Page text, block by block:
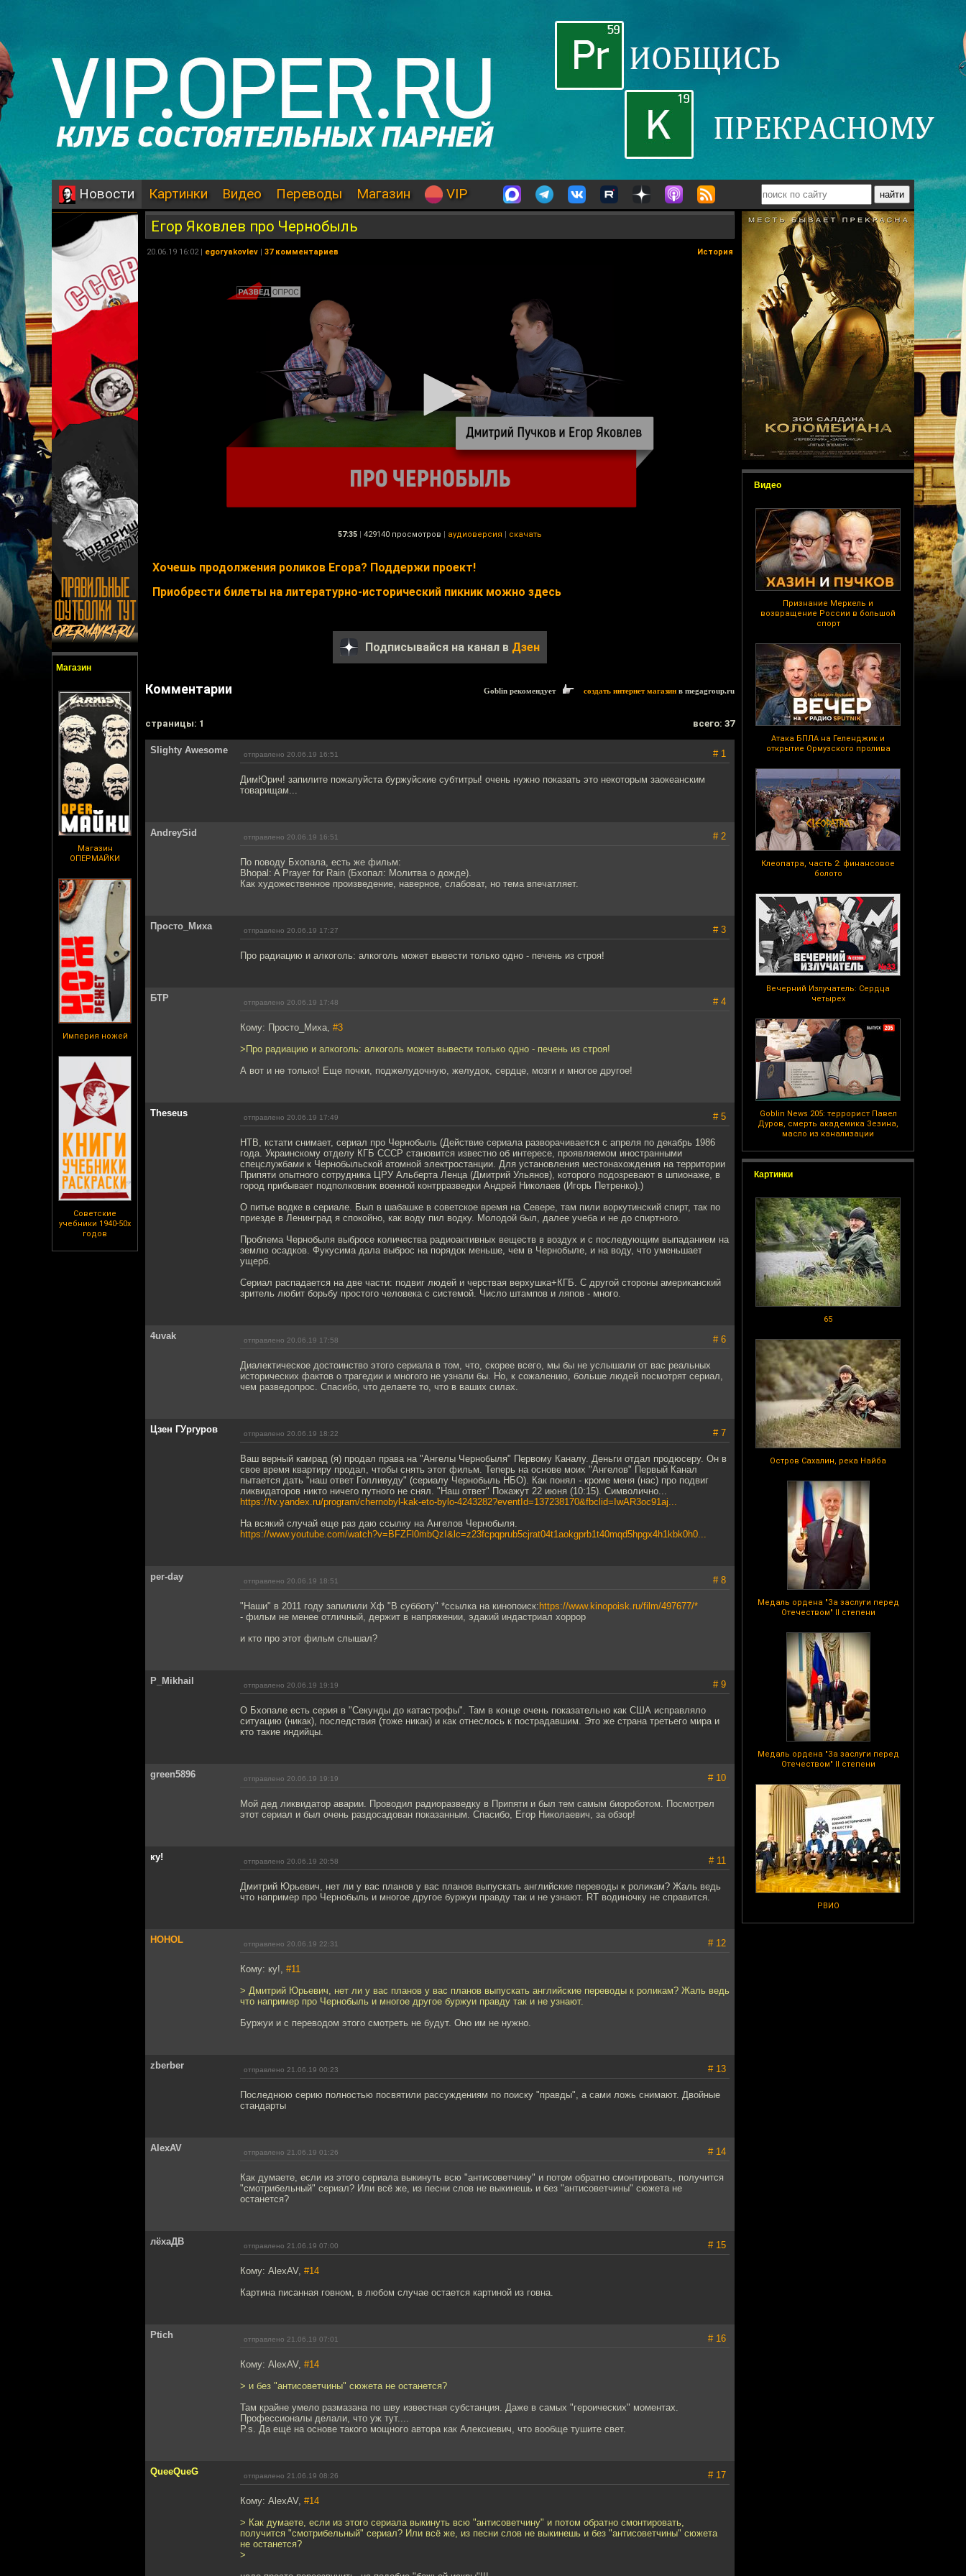
Новости Картинки Видео Переводы Магазин VIP
Магазин
Магазин
ОПЕРМАЙКИ
Империя ножей
Советские
учебники 1940-50х
годов
Видео
Признание Меркель и
возвращение России в большой
спорт
Атака БПЛА на Геленджик и
открытие Ормузского пролива
Клеопатра, часть 2: финансовое
болото
Вечерний Излучатель: Сердца
четырех
Goblin News 205: террорист Павел
Дуров, смерть академика Зезина,
масло из канализации
Картинки
65
Остров Сахалин, река Найба
Медаль ордена "За заслуги перед
Отечеством" II степени
Медаль ордена "За заслуги перед
Отечеством" II степени
РВИО
Егор Яковлев про Чернобыль
20.06.19 16:02 | egoryakovlev | 37 комментариев История
57:35 | 429140 просмотров | аудиоверсия | скачать
Хочешь продолжения роликов Егора? Поддержи проект!
Приобрести билеты на литературно-исторический пикник можно здесь
Подписывайся на канал в Дзен
Комментарии Goblin рекомендует создать интернет магазин в megagroup.ru
cтраницы: 1 всего: 37
Slighty Awesome отправлено 20.06.19 16:51 # 1
ДимЮрич! запилите пожалуйста буржуйские субтитры! очень нужно показать это некоторым заокеанским
товарищам...
AndreySid отправлено 20.06.19 16:51 # 2
По поводу Бхопала, есть же фильм:
Bhopal: A Prayer for Rain (Бхопал: Молитва о дожде).
Как художественное произведение, наверное, слабоват, но тема впечатляет.
Просто_Миха отправлено 20.06.19 17:27 # 3
Про радиацию и алкоголь: алкоголь может вывести только одно - печень из строя!
БТР отправлено 20.06.19 17:48 # 4
Кому: Просто_Миха, #3
>Про радиацию и алкоголь: алкоголь может вывести только одно - печень из строя!
А вот и не только! Еще почки, поджелудочную, желудок, сердце, мозги и многое другое!
Theseus отправлено 20.06.19 17:49 # 5
НТВ, кстати снимает, сериал про Чернобыль (Действие сериала разворачивается с апреля по декабрь 1986
года. Украинскому отделу КГБ СССР становится известно об интересе, проявляемом иностранными
спецслужбами к Чернобыльской атомной электростанции. Для установления местонахождения на территории
Припяти опытного сотрудника ЦРУ Альберта Ленца (Дмитрий Ульянов), которого подозревают в шпионаже, в
город прибывает подполковник военной контрразведки Андрей Николаев (Игорь Петренко).)
О питье водке в сериале. Был в шабашке в советское время на Севере, там пили воркутинский спирт, так по
приезде в Ленинград я спокойно, как воду пил водку. Молодой был, далее учеба и не до спиртного.
Проблема Чернобыля выбросе количества радиоактивных веществ в воздух и с последующим выпаданием на
землю осадков. Фукусима дала выброс на порядок меньше, чем в Чернобыле, и на воду, что уменьшает
ущерб.
Сериал распадается на две части: подвиг людей и черствая верхушка+КГБ. С другой стороны американский
зритель любит борьбу простого человека с системой. Число штампов и ляпов - много.
4uvak отправлено 20.06.19 17:58 # 6
Диалектическое достоинство этого сериала в том, что, скорее всего, мы бы не услышали от вас реальных
исторических фактов о трагедии и многого не узнали бы. Но, к сожалению, больше людей посмотрят сериал,
чем разведопрос. Спасибо, что делаете то, что в ваших силах.
Цзен ГУргуров отправлено 20.06.19 18:22 # 7
Ваш верный камрад (я) продал права на "Ангелы Чернобыля" Первому Каналу. Деньги отдал продюсеру. Он в
свое время квартиру продал, чтобы снять этот фильм. Теперь на основе моих "Ангелов" Первый Канал
пытается дать "наш ответ Голливуду" (сериалу Чернобыль НБО). Как понял - кроме меня (нас) про подвиг
ликвидаторов никто ничего путного не снял. "Наш ответ" Покажут 22 июня (10:15). Символично...
https://tv.yandex.ru/program/chernobyl-kak-eto-bylo-4243282?eventId=137238170&fbclid=IwAR3oc91aj...
На всякий случай еще раз даю ссылку на Ангелов Чернобыля.
https://www.youtube.com/watch?v=BFZFl0mbQzI&lc=z23fcpqprub5cjrat04t1aokgprb1t40mqd5hpgx4h1kbk0h0...
per-day отправлено 20.06.19 18:51 # 8
"Наши" в 2011 году запилили Хф "В субботу" *ссылка на кинопоиск: https://www.kinopoisk.ru/film/497677/*
- фильм не менее отличный, держит в напряжении, эдакий индастриал хоррор
и кто про этот фильм слышал?
P_Mikhail отправлено 20.06.19 19:19 # 9
О Бхопале есть серия в "Секунды до катастрофы". Там в конце очень показательно как США исправляло
ситуацию (никак), последствия (тоже никак) и как отнеслось к пострадавшим. Это же страна третьего мира и
кто такие индийцы.
green5896 отправлено 20.06.19 19:19 # 10
Мой дед ликвидатор аварии. Проводил радиоразведку в Припяти и был тем самым биороботом. Посмотрел
этот сериал и был очень раздосадован показанным. Спасибо, Егор Николаевич, за обзор!
ку! отправлено 20.06.19 20:58 # 11
Дмитрий Юрьевич, нет ли у вас планов у вас планов выпускать английские переводы к роликам? Жаль ведь
что например про Чернобыль и многое другое буржуи правду так и не узнают. RT водиночку не справится.
HOHOL отправлено 20.06.19 22:31 # 12
Кому: ку!, #11
> Дмитрий Юрьевич, нет ли у вас планов у вас планов выпускать английские переводы к роликам? Жаль ведь
что например про Чернобыль и многое другое буржуи правду так и не узнают.
Буржуи и с переводом этого смотреть не будут. Оно им не нужно.
zberber отправлено 21.06.19 00:23 # 13
Последнюю серию полностью посвятили рассуждениям по поиску "правды", а сами ложь снимают. Двойные
стандарты
AlexAV отправлено 21.06.19 01:26 # 14
Как думаете, если из этого сериала выкинуть всю "антисоветчину" и потом обратно смонтировать, получится
"смотрибельный" сериал? Или всё же, из песни слов не выкинешь и без "антисоветчины" сюжета не
останется?
лёхаДВ отправлено 21.06.19 07:00 # 15
Кому: AlexAV, #14
Картина писанная говном, в любом случае остается картиной из говна.
Ptich отправлено 21.06.19 07:01 # 16
Кому: AlexAV, #14
> и без "антисоветчины" сюжета не останется?
Там крайне умело размазана по шву известная субстанция. Даже в самых "героических" моментах.
Профессионалы делали, что уж тут....
P.s. Да ещё на основе такого мощного автора как Алексиевич, что вообще тушите свет.
QueeQueG отправлено 21.06.19 08:26 # 17
Кому: AlexAV, #14
> Как думаете, если из этого сериала выкинуть всю "антисоветчину" и потом обратно смонтировать,
получится "смотрибельный" сериал? Или всё же, из песни слов не выкинешь и без "антисоветчины" сюжета
не останется?
>